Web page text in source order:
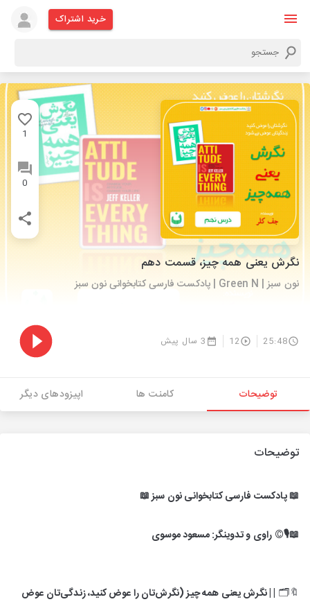
خرید اشتراک
1
0
نگرش یعنی همه چیز، قسمت دهم
نون سبز | Green N | پادکست فارسی کتابخوانی نون سبز
25:48
12 3 سال پیش
توضیحات کامنت ها اپیزودهای دیگر
توضیحات
📖 پادکست فارسی کتابخوانی نون سبز 📖
📖🎙©️ راوی و تدوینگر: مسعود موسوی
🔖🗂 | | نگرش یعنی همه چیز (نگرش‌تان را عوض کنید، زندگی‌تان عوض